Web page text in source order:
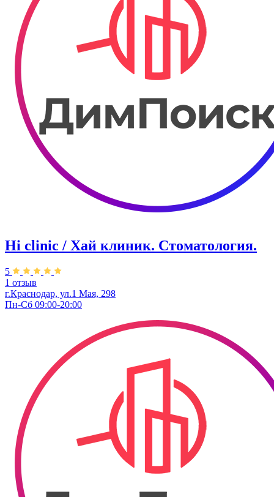
Hi clinic / Хай клиник. Стоматология.
5
1 отзыв
г.Краснодар, ул.1 Мая, 298
Пн-Сб 09:00-20:00